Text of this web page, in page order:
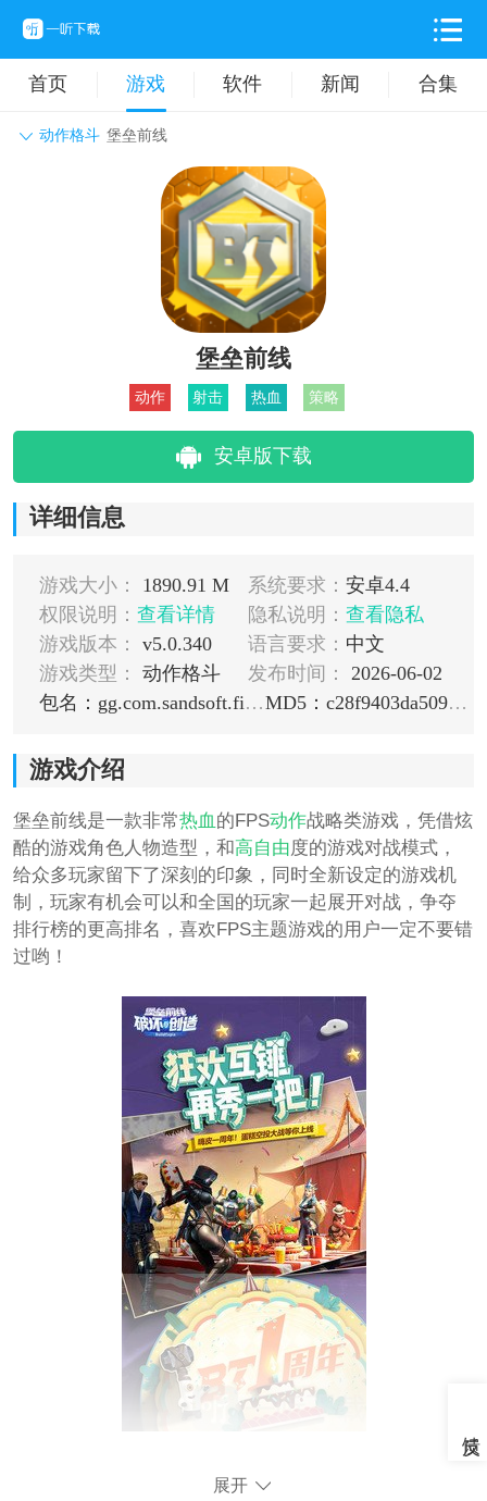
首页 游戏 软件 新闻 合集
动作格斗 堡垒前线
动作格斗 休闲益智
卡牌对战 音乐舞蹈
挂机养成
堡垒前线
动作 射击 热血 策略
安卓版下载
详细信息
游戏大小： 1890.91 M 系统要求： 安卓4.4
权限说明： 查看详情 隐私说明： 查看隐私
游戏版本：
v5.0.340 语言要求： 中文
游戏类型：
动作格斗 发布时间：
2026-06-02
包名：gg.com.sandsoft.fingerwarriors
MD5：c28f9403da509100b4e1b2be65eba2f0
游戏介绍
堡垒前线是一款非常热血 的FPS动作战略类游戏，凭借炫
酷的游戏角色人物造型，和高自由度的游戏对战模式，
给众多玩家留下了深刻的印象，同时全新设定的游戏机
制，玩家有机会可以和全国的玩家一起展开对战，争夺
排行榜的更高排名，喜欢FPS主题游戏的用户一定不要错
过哟！
展开